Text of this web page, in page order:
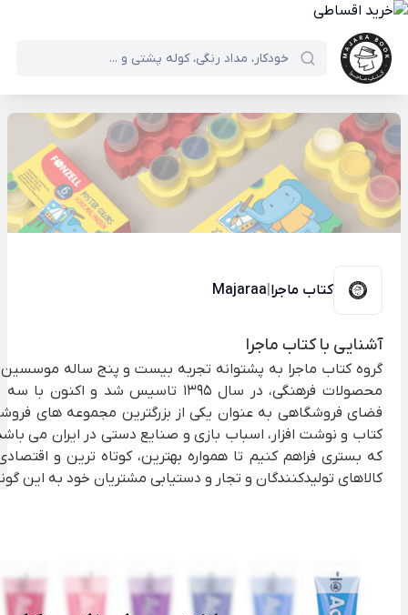
کتاب ماجرا Majaraa
آشنایی با کتاب ماجرا
گروه کتاب ماجرا به پشتوانه تجربه بیست و پنج ساله موسسین
فضای فروشگاهی به عنوان یکی از بزرگترین مجموعه های
کتاب و نوشت افزار، اسباب بازی و صنایع دستی در ایران می
که بستری فراهم کنیم تا همواره بهترین، کوتاه‌ ترین و
کالاهای تولیدکنندگان و تجار و دستیابی مشتریان خود به این